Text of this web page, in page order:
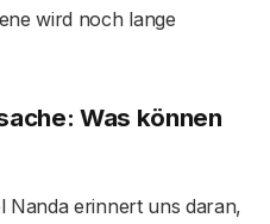
wird noch lange
Was können
Nanda erinnert uns daran,